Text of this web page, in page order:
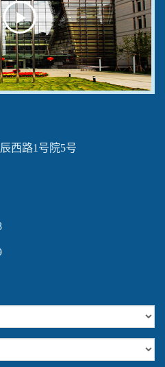
Play
Video
路1号院5号